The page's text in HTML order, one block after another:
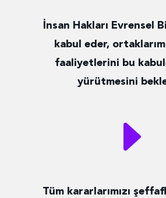
İnsan Hakları Evrensel
kabul eder,
faaliyetlerini bu
yürütmesini
E
Tüm kararlarımızı